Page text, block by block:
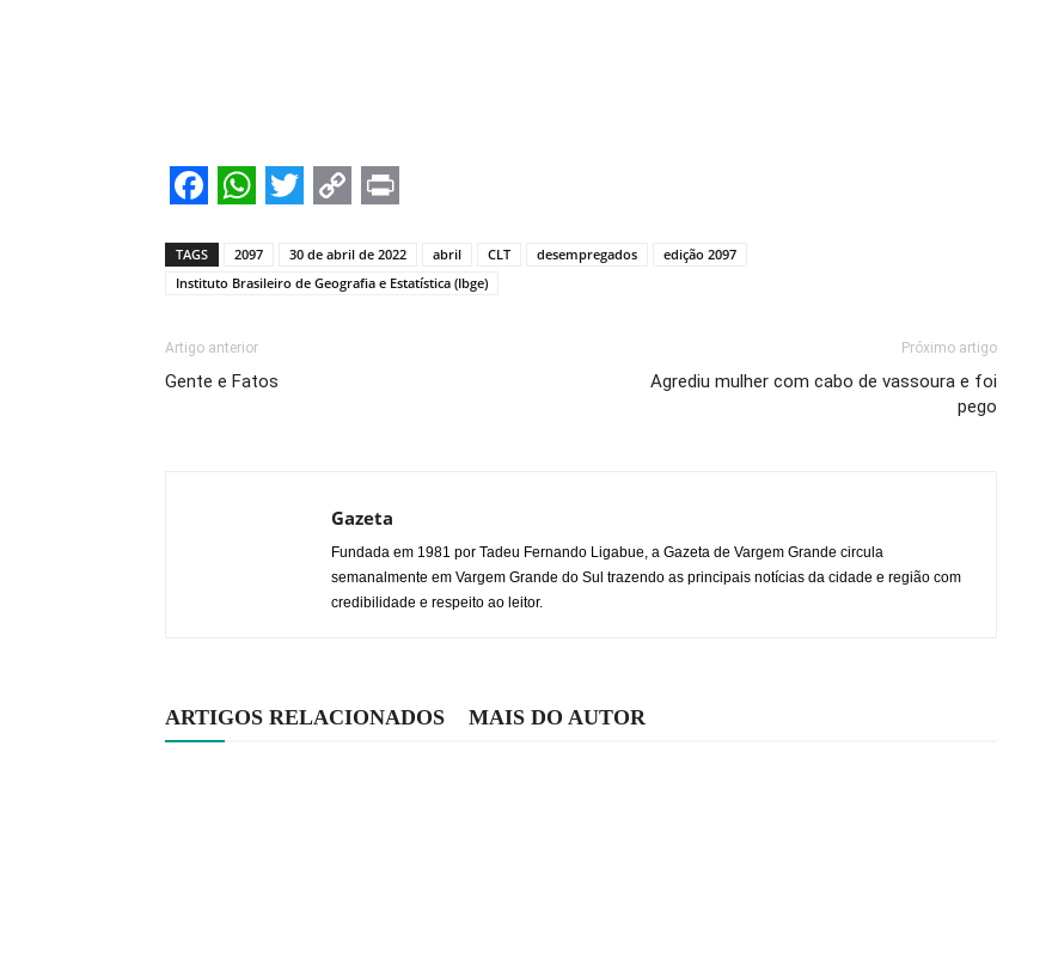
Link
TAGS 2097 30 de abril de 2022 abril CLT desempregados
edição 2097
Instituto Brasileiro de Geografia e Estatística (Ibge)
Artigo anterior
Gente e Fatos
Próximo artigo
Agrediu mulher com cabo de vassoura e foi
pego
Gazeta
Fundada em 1981 por Tadeu Fernando Ligabue, a Gazeta de Vargem Grande circula
semanalmente em Vargem Grande do Sul trazendo as principais notícias da cidade e região com
credibilidade e respeito ao leitor.
ARTIGOS RELACIONADOS MAIS DO AUTOR